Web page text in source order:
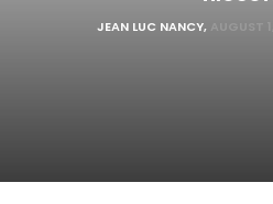
JEAN LUC NANCY,